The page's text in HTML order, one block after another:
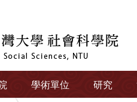
學術單位 研究